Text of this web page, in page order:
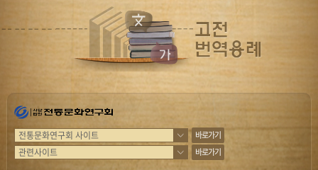
바로가기
바로가기